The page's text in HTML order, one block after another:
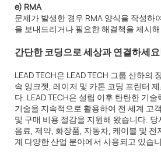
e) RMA
문제가 발생한 경우 RMA 양식을 작성하
을 보내드리거나 필요한 해결책을 제시
간단한 코딩으로 세상과 연결하세
LEAD TECH은 LEAD TECH 그룹 산하의
속 잉크젯, 레이저 및 카톤 코딩 프린터
다. LEAD TECH은 설립 이후 탄탄한 기
기술을 지속적으로 활용하여 전 세계 고
및 구매 비용 절감을 지원해 왔습니다. 당
음료, 제약, 화장품, 자동차, 케이블 및 전
계 다양한 산업 분야에서 사용되고 있습